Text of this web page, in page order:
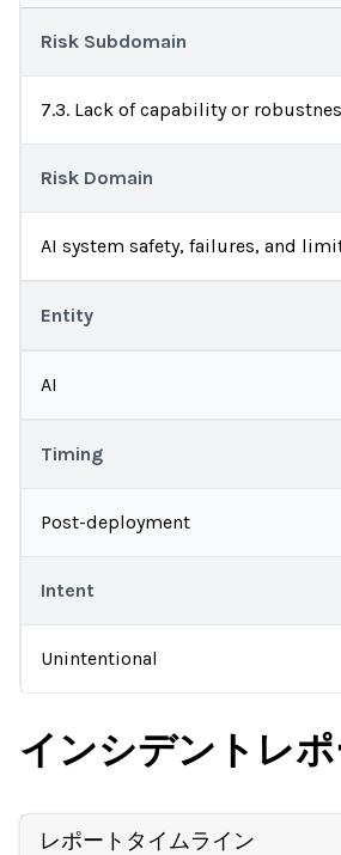
Risk Subdomain
7.3. Lack of capability or
Risk Domain
AI system safety, failures, and
Entity
AI
Timing
Post-deployment
Intent
Unintentional
インシデントレポ
レポートタイムライン